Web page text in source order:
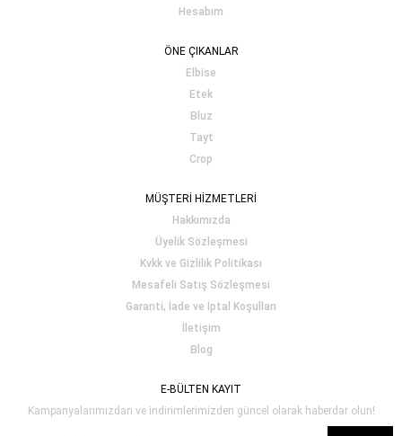
Hesabım
ÖNE ÇIKANLAR
Elbise
Etek
Bluz
Tayt
Crop
MÜŞTERİ HİZMETLERİ
Hakkımızda
Üyelik Sözleşmesi
Kvkk ve Gizlilik Politikası
Mesafeli Satış Sözleşmesi
Garanti, İade ve İptal Koşulları
İletişim
Blog
E-BÜLTEN KAYIT
Kampanyalarımızdan ve indirimlerimizden güncel olarak haberdar olun!